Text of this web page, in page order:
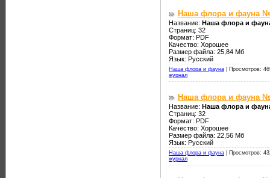
Наша флора и фауна
Название: Наша флора и
Страниц: 32
Формат: PDF
Качество: Хорошее
Размер файла: 25,84 Мб
Язык: Русский
Наша флора и фауна
Просмотров:
журнал
Наша флора и фауна
Название: Наша флора и
Страниц: 32
Формат: PDF
Качество: Хорошее
Размер файла: 22,56 Мб
Язык: Русский
Наша флора и фауна
Просмотров:
журнал